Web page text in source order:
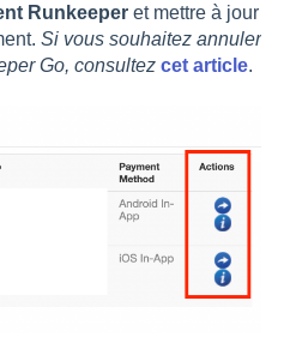
Runkeeper et mettre à jour
Si vous souhaitez annuler
Go, consultez cet article.